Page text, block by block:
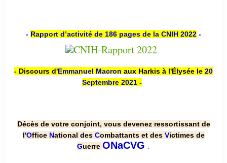
- Rapport d’activité de 186 pages de la CNIH 2022 -
- Discours d'Emmanuel Macron aux Harkis à l'Élysée le 20
Septembre 2021 -
Décès de votre conjoint, vous devenez ressortissant de
l'Office National des Combattants et des Victimes de
Guerre ONaCVG .